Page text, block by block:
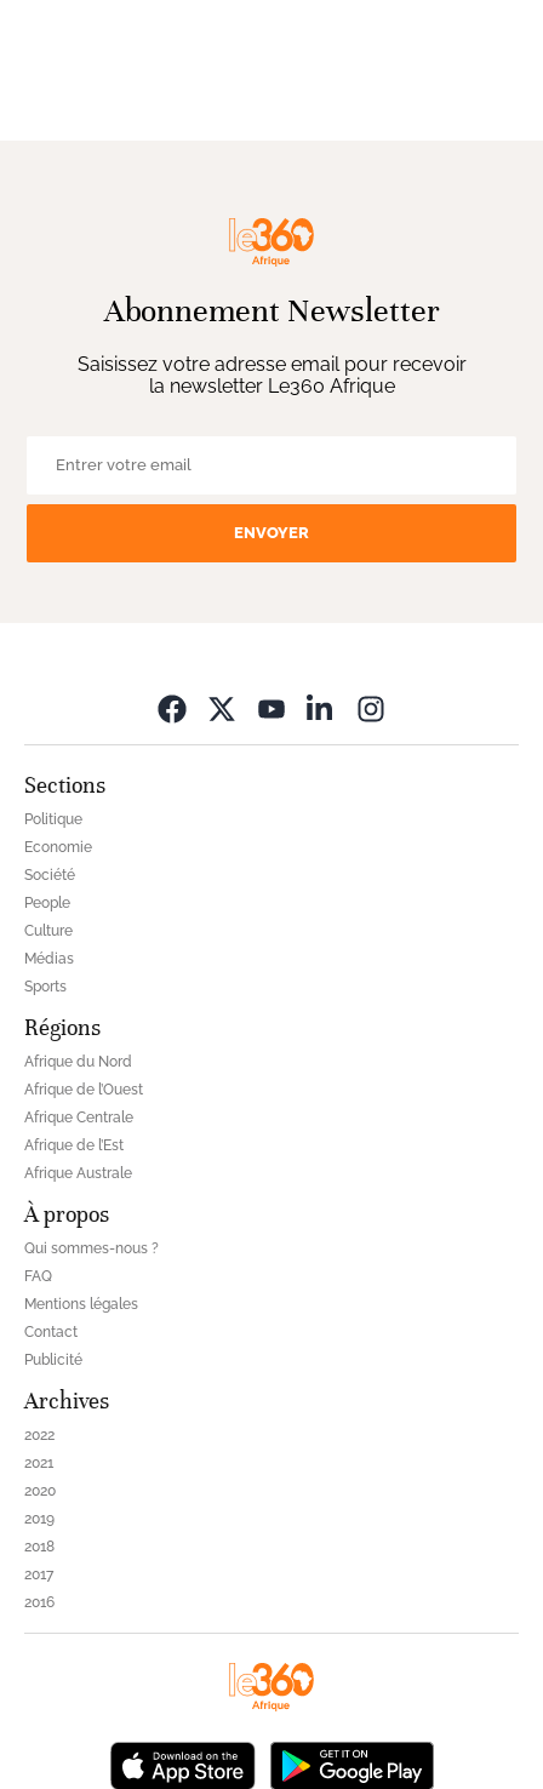
Abonnement Newsletter
Saisissez votre adresse email pour recevoir
la newsletter Le360 Afrique
ENVOYER
Sections
Politique
Economie
Société
People
Culture
Médias
Sports
Régions
Afrique du Nord
Afrique de l’Ouest
Afrique Centrale
Afrique de l’Est
Afrique Australe
À propos
Qui sommes-nous ?
FAQ
Mentions légales
Contact
Publicité
Archives
2022
2021
2020
2019
2018
2017
2016